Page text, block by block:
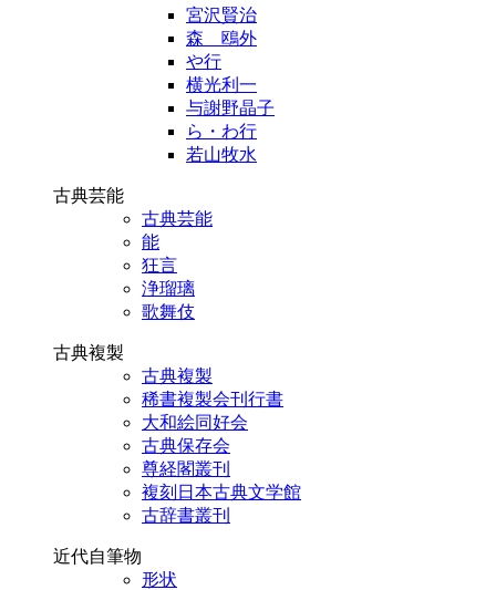
宮沢賢治
森 鴎外
や行
横光利一
与謝野晶子
ら・わ行
若山牧水
古典芸能
古典芸能
能
狂言
浄瑠璃
歌舞伎
古典複製
古典複製
稀書複製会刊行書
大和絵同好会
古典保存会
尊経閣叢刊
複刻日本古典文学館
古辞書叢刊
近代自筆物
形状